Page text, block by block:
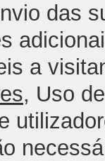
das
a
, Uso